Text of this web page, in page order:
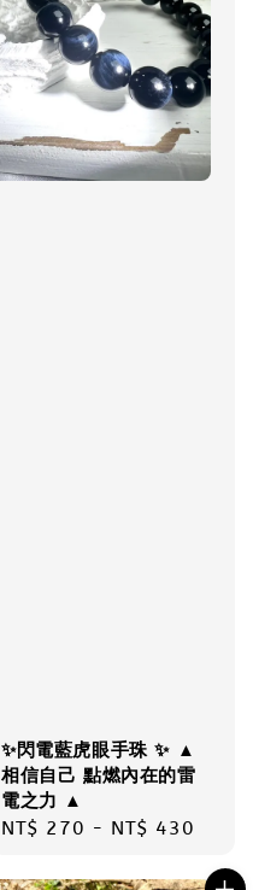
✨閃電藍虎眼手珠 ✨ ▲
相信自己 點燃內在的雷
電之力 ▲
Regular
NT$ 270 - NT$ 430